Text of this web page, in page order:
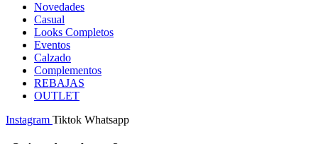
Novedades
Casual
Looks Completos
Eventos
Calzado
Complementos
REBAJAS
OUTLET
Instagram Tiktok Whatsapp